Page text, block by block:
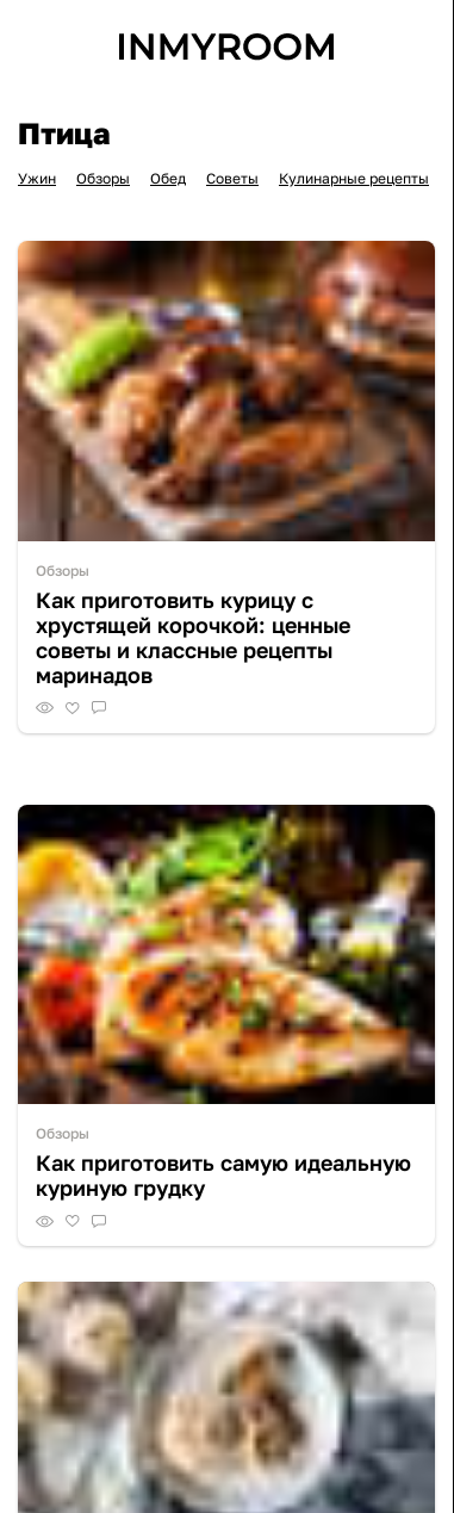
Птица
Ужин Обзоры Обед Советы Кулинарные рецепты
Обзоры
Как приготовить курицу с
хрустящей корочкой: ценные
советы и классные рецепты
маринадов
Обзоры
Как приготовить самую идеальную
куриную грудку